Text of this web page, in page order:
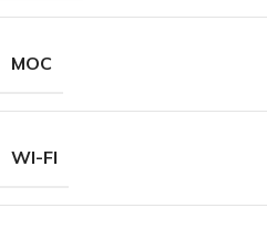
MOC
WI-FI